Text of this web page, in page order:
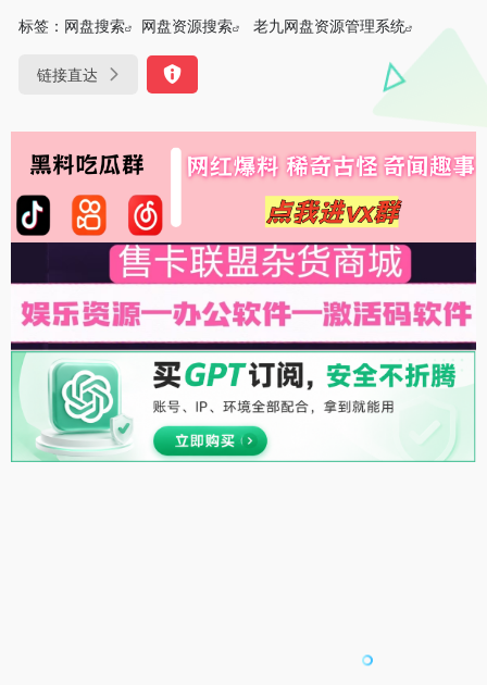
标签： 网盘搜索 网盘资源搜索 老九网盘资源管理系统
链接直达